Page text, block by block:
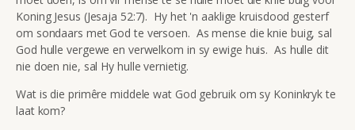
Koning Jesus (Jesaja 52:7). Hy het 'n aaklige kruisdood gesterf
om sondaars met God te versoen. As mense die knie buig, sal
God hulle vergewe en verwelkom in sy ewige huis. As hulle dit
nie doen nie, sal Hy hulle vernietig.
Wat is die primêre middele wat God gebruik om sy Koninkryk te
laat kom?